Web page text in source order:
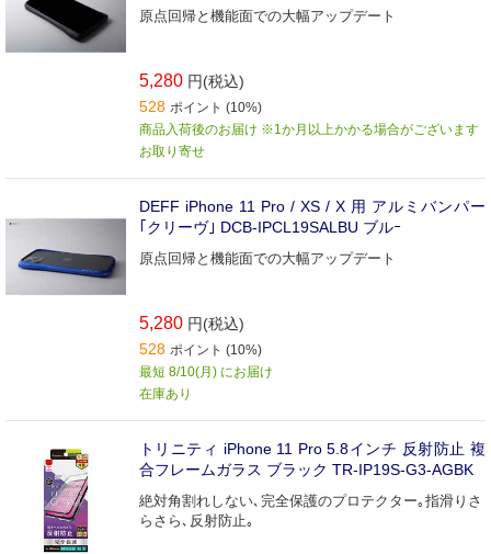
原点回帰と機能面での大幅アップデート
5,280 円(税込)
528 ポイント (10%)
商品入荷後のお届け ※1か月以上かかる場合がございます
お取り寄せ
DEFF iPhone 11 Pro / XS / X 用 アルミバンパー
｢クリーヴ｣ DCB-IPCL19SALBU ブルｰ
原点回帰と機能面での大幅アップデート
5,280 円(税込)
528 ポイント (10%)
最短 8/10(月) にお届け
在庫あり
トリニティ iPhone 11 Pro 5.8インチ 反射防止 複
合フレームガラス ブラック TR-IP19S-G3-AGBK
絶対角割れしない､完全保護のプロテクター｡指滑りさ
らさら､反射防止｡